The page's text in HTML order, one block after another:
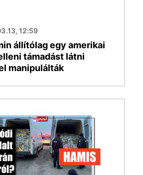
12:59
állítólag egy amerikai
támadást látni
manipulálták